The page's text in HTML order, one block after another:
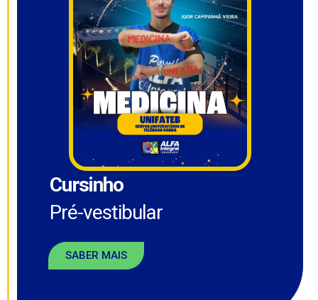
Cursinho
Pré-vestibular
SABER MAIS